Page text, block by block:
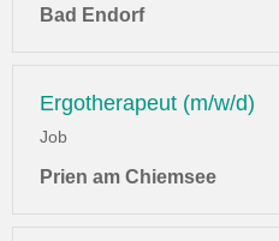
Bad Endorf
Ergotherapeut (m/w/d)
Job
Prien am Chiemsee